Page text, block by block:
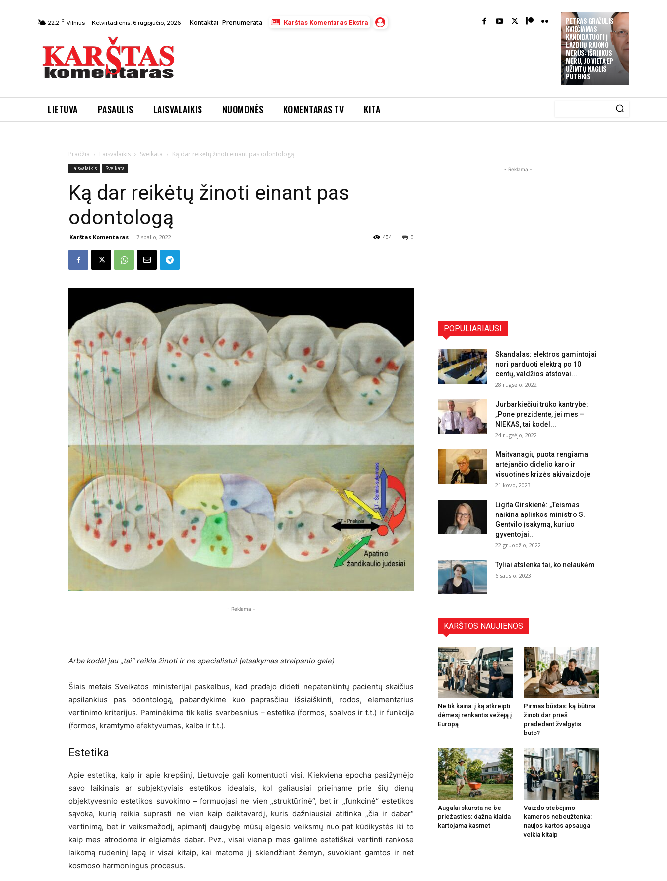
PETRAS GRAŽULIS
KVIEČIAMAS
KANDIDATUOTI Į
LAZDIJŲ RAJONO
MERUS: IŠRINKUS
MERU, JO VIETĄ EP
UŽIMTŲ NAGLIS
PUTEIKIS
22.2 C Vilnius Ketvirtadienis, 6 rugpjūčio, 2026 Kontaktai Prenumerata Karštas Komentaras Ekstra
LIETUVA PASAULIS LAISVALAIKIS NUOMONĖS KOMENTARAS TV KITA
Pradžia Laisvalaikis Sveikata Ką dar reikėtų žinoti einant pas odontologą
Laisvalaikis Sveikata
Ką dar reikėtų žinoti einant pas
odontologą
Karštas Komentaras - 7 spalio, 2022 0
404
- Reklama -
Arba kodėl jau „tai“ reikia žinoti ir ne specialistui (atsakymas straipsnio gale)
Šiais metais Sveikatos ministerijai paskelbus, kad pradėjo didėti nepatenkintų pacientų skaičius
apsilankius pas odontologą, pabandykime kuo paprasčiau išsiaiškinti, rodos, elementarius
vertinimo kriterijus. Paminėkime tik kelis svarbesnius – estetika (formos, spalvos ir t.t.) ir funkcija
(formos, kramtymo efektyvumas, kalba ir t.t.).
Estetika
Apie estetiką, kaip ir apie krepšinį, Lietuvoje gali komentuoti visi. Kiekviena epocha pasižymėjo
savo laikinais ar subjektyviais estetikos idealais, kol galiausiai prieiname prie šių dienų
objektyvesnio estetikos suvokimo – formuojasi ne vien „struktūrinė“, bet ir „funkcinė“ estetikos
sąvoka, kurią reikia suprasti ne vien kaip daiktavardį, kuris dažniausiai atitinka „čia ir dabar“
vertinimą, bet ir veiksmažodį, apimantį daugybę mūsų elgesio veiksmų nuo pat kūdikystės iki to
kaip mes atrodome ir elgiamės dabar. Pvz., visai vienaip mes galime estetiškai vertinti rankose
laikomą rudeninį lapą ir visai kitaip, kai matome jį sklendžiant žemyn, suvokiant gamtos ir net
kosmoso harmoningus procesus.
- Reklama -
POPULIARIAUSI
Skandalas: elektros gamintojai
nori parduoti elektrą po 10
centų, valdžios atstovai...
28 rugsėjo, 2022
Jurbarkiečiui trūko kantrybė:
„Pone prezidente, jei mes –
NIEKAS, tai kodėl...
24 rugsėjo, 2022
Maitvanagių puota rengiama
artėjančio didelio karo ir
visuotinės krizės akivaizdoje
21 kovo, 2023
Ligita Girskienė: „Teismas
naikina aplinkos ministro S.
Gentvilo įsakymą, kuriuo
gyventojai...
22 gruodžio, 2022
Tyliai atslenka tai, ko nelaukėm
6 sausio, 2023
KARŠTOS NAUJIENOS
Ne tik kaina: į ką atkreipti
dėmesį renkantis vežėją į
Europą
Pirmas būstas: ką būtina
žinoti dar prieš
pradedant žvalgytis
buto?
Augalai skursta ne be
priežasties: dažna klaida
kartojama kasmet
Vaizdo stebėjimo
kameros nebeužtenka:
naujos kartos apsauga
veikia kitaip